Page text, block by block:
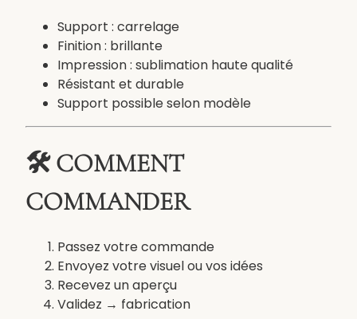
Support : carrelage
Finition : brillante
Impression : sublimation haute qualité
Résistant et durable
Support possible selon modèle
🛠️ COMMENT
COMMANDER
Passez votre commande
Envoyez votre visuel ou vos idées
Recevez un aperçu
Validez → fabrication